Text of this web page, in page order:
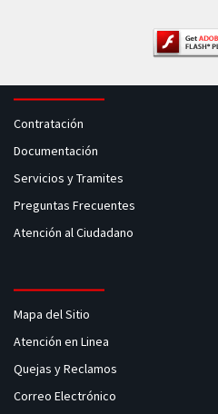
Contratación
Documentación
Servicios y Tramites
Preguntas Frecuentes
Atención al Ciudadano
Mapa del Sitio
Atención en Linea
Quejas y Reclamos
Correo Electrónico